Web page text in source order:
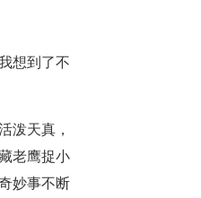
想到了不
泼天真，
老鹰捉小
妙事不断